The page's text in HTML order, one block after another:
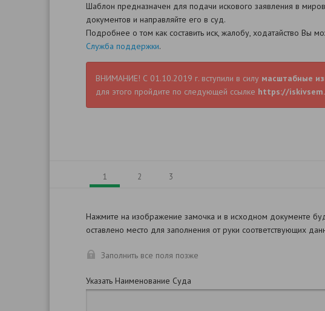
Шаблон предназначен для подачи искового заявления в
документов и направляйте его в суд.
Подробнее о том как составить иск, жалобу, ходатайство Вы
Служба поддержки.
ВНИМАНИЕ! С 01.10.2019 г. вступили в силу масштабные
для этого пройдите по следующей ссылке https://
1 2 3
Нажмите на изображение замочка и в исходном документе
оставлено место для заполнения от руки соответствующих
Заполнить все поля позже
Указать Наименование Суда